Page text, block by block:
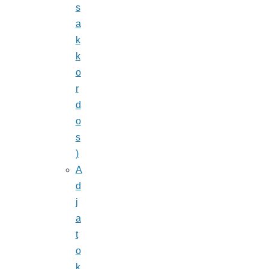
s
a
k
k
o
r
d
o
s
)
A
d
j
a
t
o
k